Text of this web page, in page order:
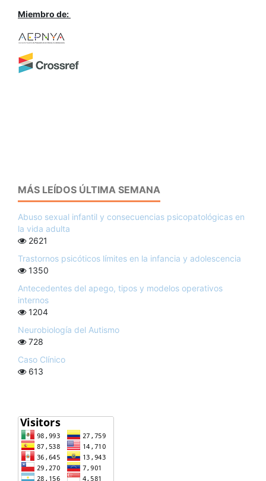
Miembro de:
MÁS LEÍDOS ÚLTIMA SEMANA
Abuso sexual infantil y consecuencias psicopatológicas en
la vida adulta
2621
Trastornos psicóticos límites en la infancia y adolescencia
1350
Antecedentes del apego, tipos y modelos operativos
internos
1204
Neurobiología del Autismo
728
Caso Clínico
613